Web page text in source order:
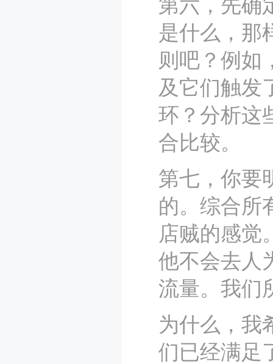
第六，先确
是什么，那
则吧？例如
及它们触发
环？分析这
合比较。
第七，你要
的。综合所
店贼的感觉
他不会去人
流量。我们
为什么，我
们已经满足